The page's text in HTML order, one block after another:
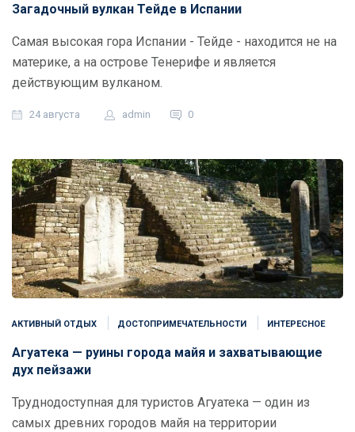
Загадочный вулкан Тейде в Испании
Самая высокая гора Испании - Тейде - находится не на
материке, а на острове Тенерифе и является
действующим вулканом.
24 августа admin 0
АКТИВНЫЙ ОТДЫХ ДОСТОПРИМЕЧАТЕЛЬНОСТИ ИНТЕРЕСНОЕ
Агуатека — руины города майя и захватывающие
дух пейзажи
Труднодоступная для туристов Агуатека — один из
самых древних городов майя на территории